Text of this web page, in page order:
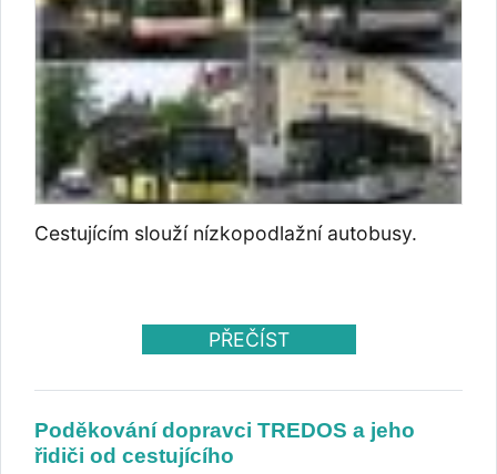
Cestujícím slouží nízkopodlažní autobusy.
PŘEČÍST
Poděkování dopravci TREDOS a jeho
řidiči od cestujícího